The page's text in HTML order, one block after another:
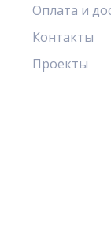
Оплата и
Контакты
Проекты